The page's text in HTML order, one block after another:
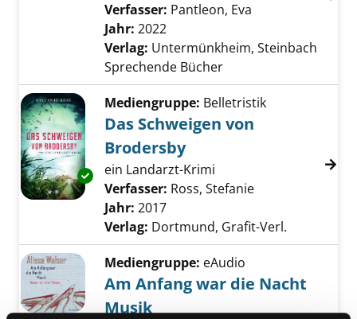
Verfasser: Pantleon, Eva
Jahr: 2022
Verlag: Untermünkheim, Steinbach
Sprechende Bücher
Exemplar-Details von Das Schweigen von
Mediengruppe: Belletristik
Das Schweigen von
Brodersby
ein Landarzt-Krimi
Verfasser: Ross, Stefanie
Jahr: 2017
Verlag: Dortmund, Grafit-Verl.
Mediengruppe: eAudio
Am Anfang war die Nacht
Musik